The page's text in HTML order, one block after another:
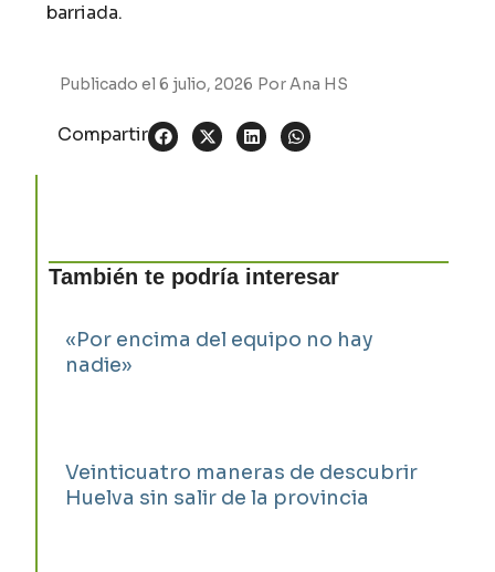
barriada.
Publicado el6 julio, 2026 PorAna HS
Compartir
También te podría interesar
«Por encima del equipo no hay
nadie»
Veinticuatro maneras de descubrir
Huelva sin salir de la provincia